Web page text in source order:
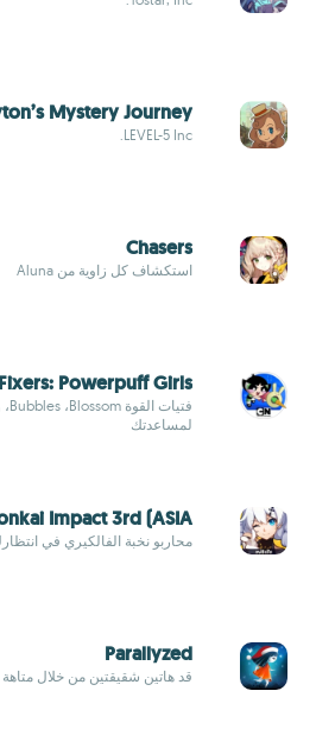
Mystery Journey
LEVEL-5 Inc.
Chasers
استكشاف كل زاوية من Aluna
Powerpuff Girls
لمساعدتك
Impact 3rd (ASIA)
محاربو نخبة الفالكيري في
Parallyzed
قد هاتين شقيقتين من خلال